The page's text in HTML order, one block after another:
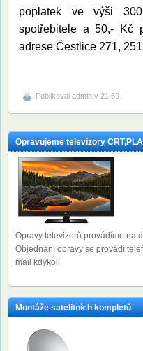
poplatek ve výši
spotřebitele a 50,- Kč
adrese Čestlice 271,
Publikoval admin v 21.59
Opravujeme televizory
Opravy televizorů provádíme na
Objednání opravy se provádí
mail kdykoli
Montáže satelitních kompletů